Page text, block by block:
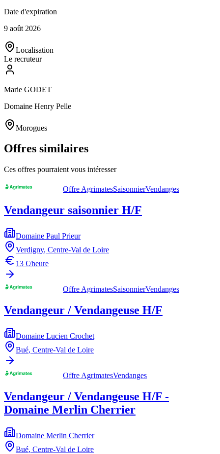
Date d'expiration
9 août 2026
Localisation
Le recruteur
Marie GODET
Domaine Henry Pelle
Morogues
Offres similaires
Ces offres pourraient vous intéresser
Offre AgrimatesSaisonnierVendanges
Vendangeur saisonnier H/F
Domaine Paul Prieur
Verdigny, Centre-Val de Loire
13 €/heure
Offre AgrimatesSaisonnierVendanges
Vendangeur / Vendangeuse H/F
Domaine Lucien Crochet
Bué, Centre-Val de Loire
Offre AgrimatesVendanges
Vendangeur / Vendangeuse H/F -
Domaine Merlin Cherrier
Domaine Merlin Cherrier
Bué, Centre-Val de Loire